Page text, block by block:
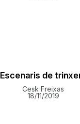
Escenaris de
Cesk Freixas
18/11/2019